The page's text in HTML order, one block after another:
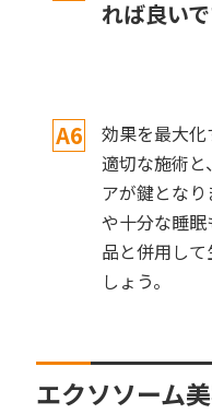
れば良い
A6
効果を最大
適切な施術
アが鍵とな
や十分な睡
品と併用し
しょう。
エクソソーム